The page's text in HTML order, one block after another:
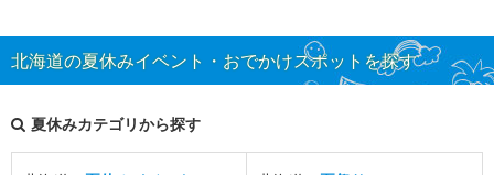
北海道の夏休みイベント・おでかけスポットを探す
夏休みカテゴリから探す